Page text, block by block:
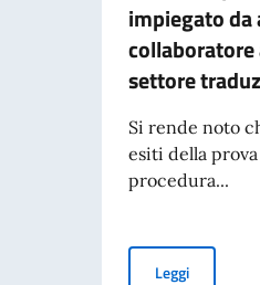
impiegato da
settore
Si rende noto
esiti della
procedura...
LeggiAvviso di